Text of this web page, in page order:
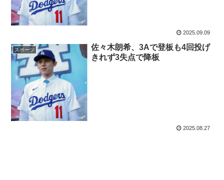
2025.09.09
スポーツ
佐々木朗希、3Aで登板も4回投げ
きれず3失点で降板
2025.08.27